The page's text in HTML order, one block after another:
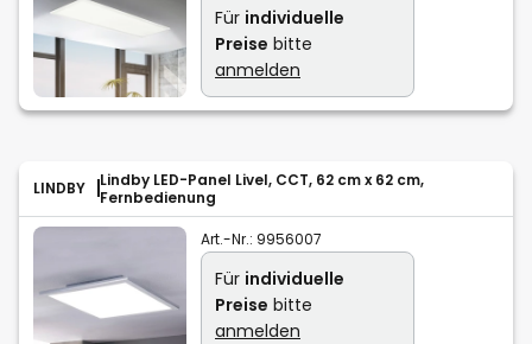
Für individuelle
Preise bitte
anmelden
LINDBY
Lindby LED-Panel Livel, CCT, 62 cm x 62 cm,
Fernbedienung
Art.-Nr.: 9956007
Für individuelle
Preise bitte
anmelden